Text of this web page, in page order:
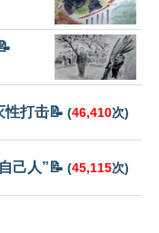
性打击📝 (46,410次)
己人”📝 (45,115次)